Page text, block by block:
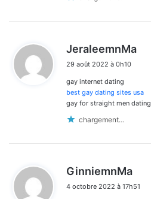
JeraleemnMa
:
29 août 2022 à 0h10
gay internet dating
best gay dating sites usa
gay for straight men dating
chargement…
GinniemnMa
t
4 octobre 2022 à 17h51